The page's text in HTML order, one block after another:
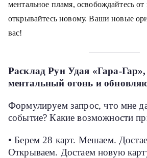
ментальное пламя, освобождайтесь
открывайтесь новому. Ваши новые
вас!
Расклад Рун Удая «Гара-
ментальный огонь и
Формулируем запрос, что мне
событие? Какие возможности
• Берем 28 карт. Мешаем.
Открываем. Достаем новую